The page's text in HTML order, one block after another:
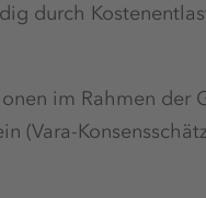
durch
im Rahmen der
(Vara-